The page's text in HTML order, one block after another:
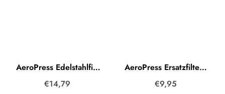
AeroPress Edelstahlfilter
€14,79
AeroPress Ersatzfilter Papierfilter
€9,95